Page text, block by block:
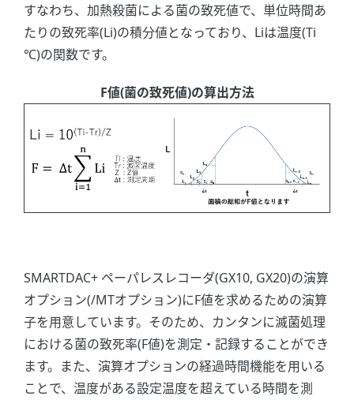
すなわち、加熱殺菌による菌の致死値で、単位時間あ
たりの致死率(Li)の積分値となっており、Liは温度(Ti
℃)の関数です。
F値(菌の致死値)の算出方法
SMARTDAC+ ペーパレスレコーダ(GX10, GX20)の演算
オプション(/MTオプション)にF値を求めるための演算
子を用意しています。そのため、カンタンに滅菌処理
における菌の致死率(F値)を測定・記録することができ
ます。また、演算オプションの経過時間機能を用いる
ことで、温度がある設定温度を超えている時間を測